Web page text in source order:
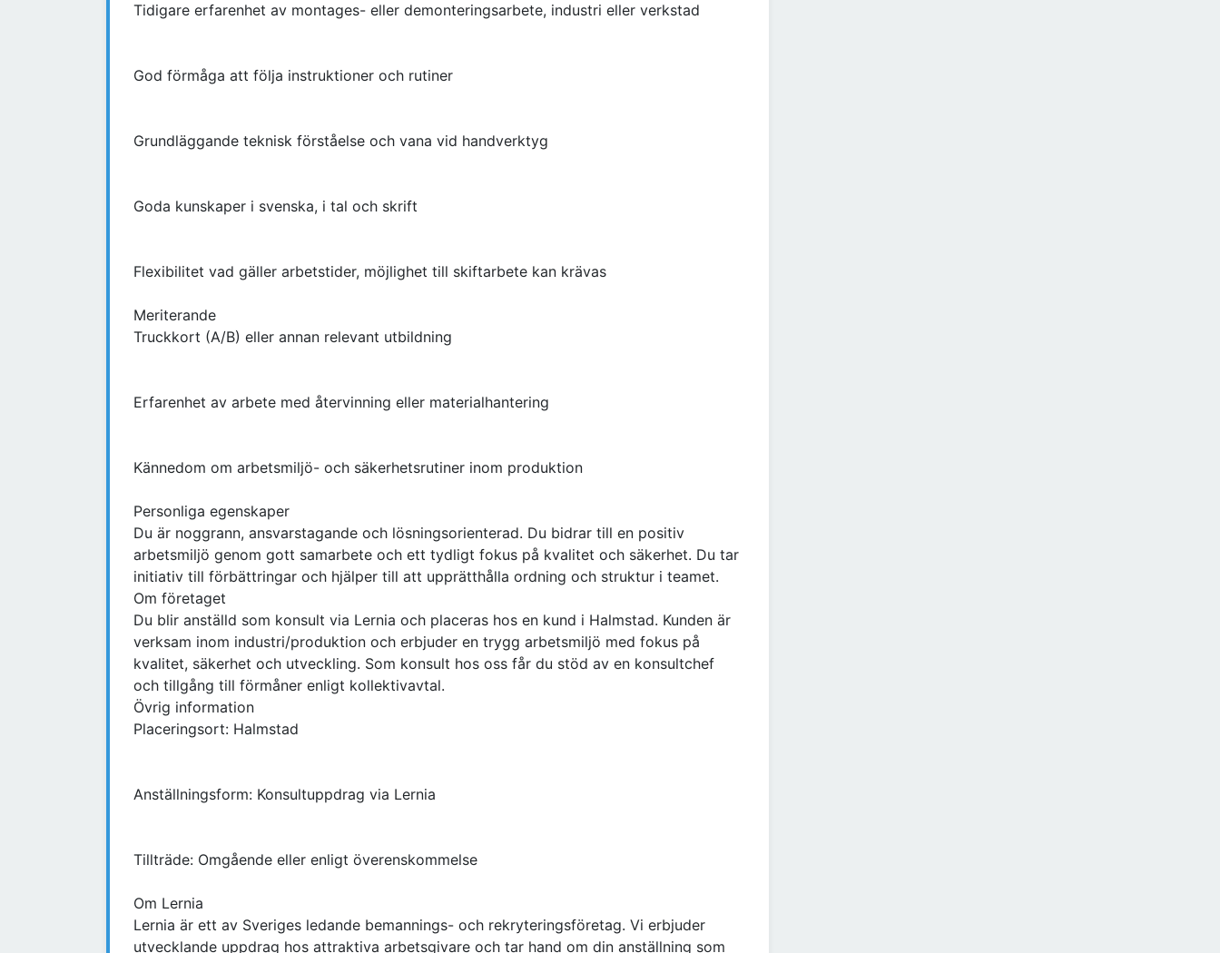
Tidigare erfarenhet av montages- eller demonteringsarbete, industri eller verkstad
God förmåga att följa instruktioner och rutiner
Grundläggande teknisk förståelse och vana vid handverktyg
Goda kunskaper i svenska, i tal och skrift
Flexibilitet vad gäller arbetstider, möjlighet till skiftarbete kan krävas
Meriterande
Truckkort (A/B) eller annan relevant utbildning
Erfarenhet av arbete med återvinning eller materialhantering
Kännedom om arbetsmiljö- och säkerhetsrutiner inom produktion
Personliga egenskaper
Du är noggrann, ansvarstagande och lösningsorienterad. Du bidrar till en positiv
arbetsmiljö genom gott samarbete och ett tydligt fokus på kvalitet och säkerhet. Du tar
initiativ till förbättringar och hjälper till att upprätthålla ordning och struktur i teamet.
Om företaget
Du blir anställd som konsult via Lernia och placeras hos en kund i Halmstad. Kunden är
verksam inom industri/produktion och erbjuder en trygg arbetsmiljö med fokus på
kvalitet, säkerhet och utveckling. Som konsult hos oss får du stöd av en konsultchef
och tillgång till förmåner enligt kollektivavtal.
Övrig information
Placeringsort: Halmstad
Anställningsform: Konsultuppdrag via Lernia
Tillträde: Omgående eller enligt överenskommelse
Om Lernia
Lernia är ett av Sveriges ledande bemannings- och rekryteringsföretag. Vi erbjuder
utvecklande uppdrag hos attraktiva arbetsgivare och tar hand om din anställning som